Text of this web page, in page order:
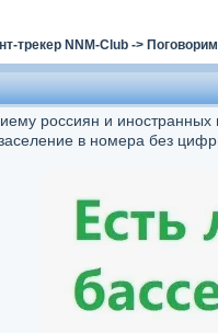
трекер NNM-Club -> Поговорим
россиян и иностранных
в номера без